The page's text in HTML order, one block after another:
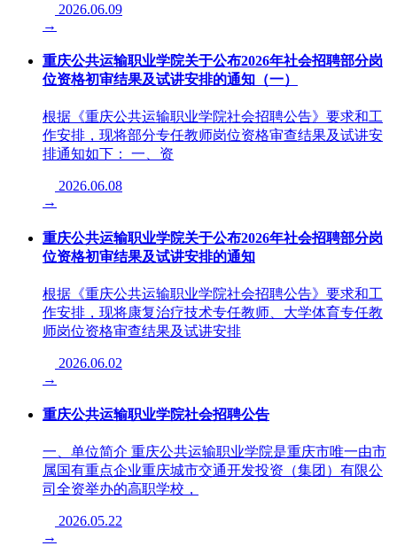
2026.06.09
→
重庆公共运输职业学院关于公布2026年社会招聘部分岗
位资格初审结果及试讲安排的通知（一）
根据《重庆公共运输职业学院社会招聘公告》要求和工
作安排，现将部分专任教师岗位资格审查结果及试讲安
排通知如下： 一、资
2026.06.08
→
重庆公共运输职业学院关于公布2026年社会招聘部分岗
位资格初审结果及试讲安排的通知
根据《重庆公共运输职业学院社会招聘公告》要求和工
作安排，现将康复治疗技术专任教师、大学体育专任教
师岗位资格审查结果及试讲安排
2026.06.02
→
重庆公共运输职业学院社会招聘公告
一、单位简介 重庆公共运输职业学院是重庆市唯一由市
属国有重点企业重庆城市交通开发投资（集团）有限公
司全资举办的高职学校，
2026.05.22
→